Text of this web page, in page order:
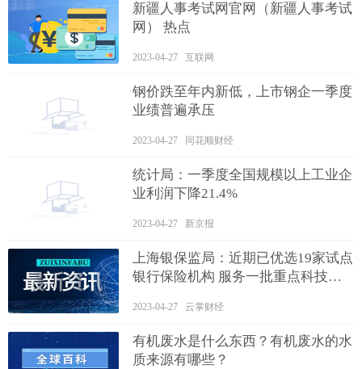
新疆人事考试网官网（新疆人事考试
网） 热点
2023-04-27 互联网
钢价跌至年内新低，上市钢企一季度
业绩普遍承压
2023-04-27 同花顺财经
统计局：一季度全国规模以上工业企
业利润下降21.4%
2023-04-27 新京报
上海银保监局：近期已优选19家试点
银行保险机构 服务一批重点科技企
2023-04-27 云掌财经
有机废水是什么东西？有机废水的水
质来源有哪些？